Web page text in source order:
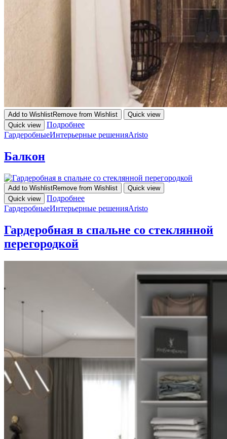
Add to WishlistRemove from Wishlist
Quick view
Quick view
Подробнее
ГардеробныеИнтерьерные решенияAristo
Балкон
Add to WishlistRemove from Wishlist
Quick view
Quick view
Подробнее
ГардеробныеИнтерьерные решенияAristo
Гардеробная в спальне со стеклянной
перегородкой